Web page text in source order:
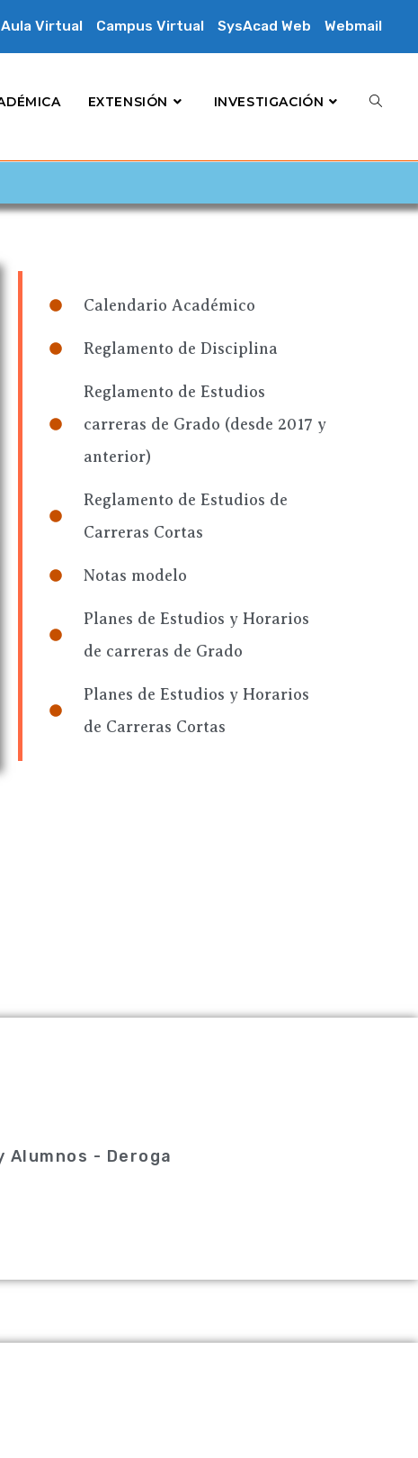
Aula Virtual Campus Virtual SysAcad Web Webmail
EXTENSIÓN INVESTIGACIÓN
Calendario Académico
Reglamento de Disciplina
Reglamento de Estudios
carreras de Grado (desde 2017 y
anterior)
Reglamento de Estudios de
Carreras Cortas
Notas modelo
Planes de Estudios y Horarios
de carreras de Grado
Planes de Estudios y Horarios
de Carreras Cortas
- Deroga